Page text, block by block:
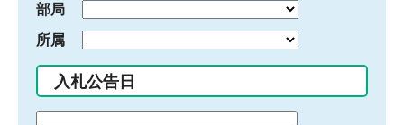
部局
所属
入札公告日